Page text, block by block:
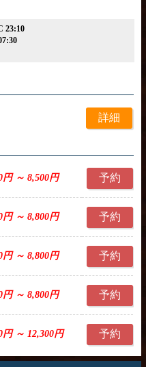
23:10
詳細
円 ～ 8,500円 予約
円 ～ 8,800円 予約
円 ～ 8,800円 予約
円 ～ 8,800円 予約
円 ～ 12,300円 予約